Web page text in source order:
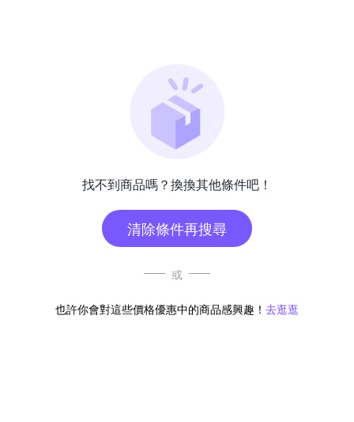
找不到商品嗎？換換其他條件吧！
清除條件再搜尋
或
也許你會對這些價格優惠中的商品感興趣！ 去逛逛